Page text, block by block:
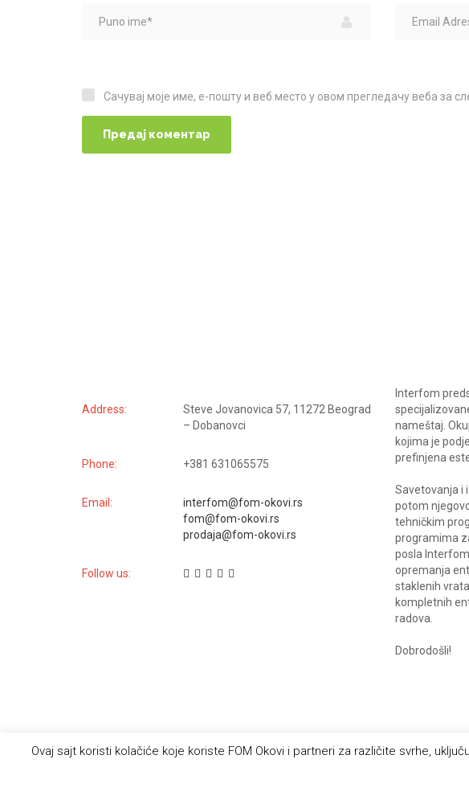
Сачувај моје име, е-пошту и веб место у овом прегледачу веба за следећи пут када коментаришем.
Сачувај моје име, е-пошту и веб место у овом прегледачу веба за
Address:
Steve Jovanovica 57, 11272 Beograd
– Dobanovci
Phone: +381 631065575
Email:
interfom@fom-okovi.rs
fom@fom-okovi.rs
prodaja@fom-okovi.rs
Follow us:
Interfom
nameštaj.
kojima je
prefinjena
Savetovanja i
potom
tehničkim
programima
posla
opremanja
staklenih
kompletnih
radova.
Dobrodošli!
Ovaj sajt koristi kolačiće koje koriste FOM Okovi i partneri za različite svrhe,